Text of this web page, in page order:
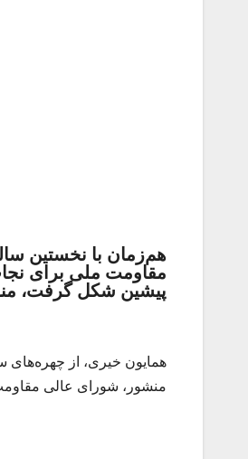
هم‌زمان با نخستین
مقاومت ملی برای
پیشین شکل گرفت،
همایون خیری، از چهره‌های
منشور، شورای عالی مقاومت ملی برای نجات در ۱۶ کمیتۀ کاری در